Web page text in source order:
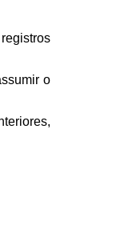
o